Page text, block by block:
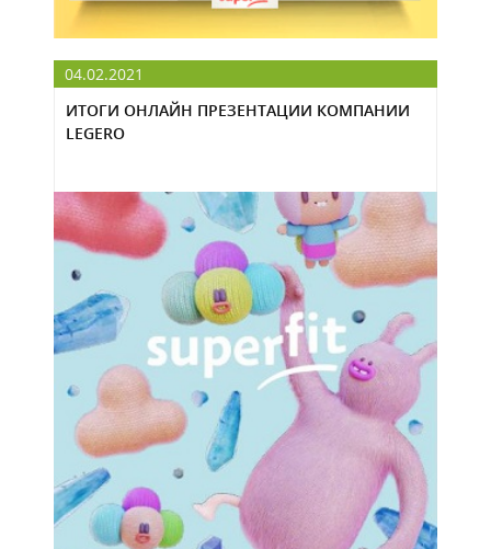
04.02.2021
ИТОГИ ОНЛАЙН ПРЕЗЕНТАЦИИ КОМПАНИИ
LEGERO